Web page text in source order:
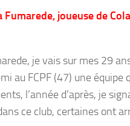
Fumarede, joueuse de
je vais sur mes 29
au FCPF (47) une
l’année d’après, je
ce club, certaines ont